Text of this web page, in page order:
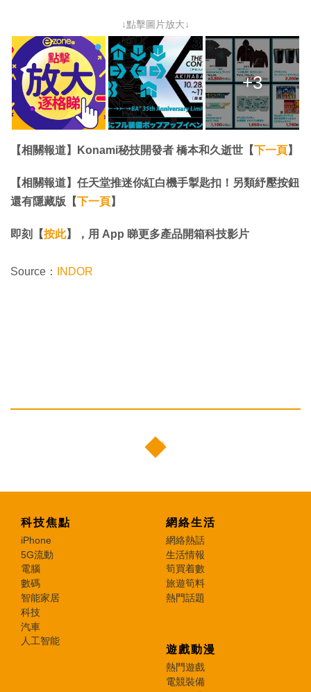
↓點擊圖片放大↓
+3
【相關報道】Konami秘技開發者 橋本和久逝世【下一頁】
【相關報道】任天堂推迷你紅白機手掣匙扣！另類紓壓按鈕
還有隱藏版【下一頁】
即刻【按此】，用 App 睇更多產品開箱科技影片
Source： INDOR
科技焦點
iPhone
5G流動
電腦
數碼
智能家居
科技
汽車
人工智能
網絡生活
網絡熱話
生活情報
筍買着數
旅遊筍料
熱門話題
遊戲動漫
熱門遊戲
電競裝備